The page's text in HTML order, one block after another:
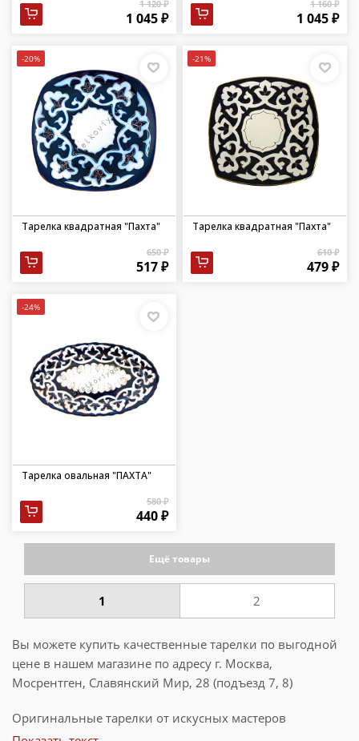
1 120 ₽
1 045 ₽
1 160 ₽
1 045 ₽
-20%
Тарелка квадратная "Пахта"
650 ₽
517 ₽
-21%
Тарелка квадратная "Пахта"
610 ₽
479 ₽
-24%
Тарелка овальная "ПАХТА"
580 ₽
440 ₽
Ещё товары
1 2
Вы можете купить качественные тарелки по выгодной
цене в нашем магазине по адресу г. Москва,
Мосрентген, Славянский Мир, 28 (подъезд 7, 8)
Оригинальные тарелки от искусных мастеров
Узбекистана не случайно ценятся во всем мире. Эта